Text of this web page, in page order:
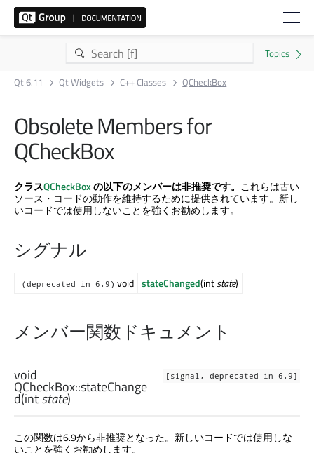
Qt 6.11 Qt Widgets C++ Classes QCheckBox
Obsolete Members for
QCheckBox
クラスQCheckBoxの以下のメンバーは非推奨です。 これらは古い
ソース・コードの動作を維持するために提供されています。新し
いコードでは使用しないことを強くお勧めします。
シグナル
(deprecated in 6.9) void stateChanged(intstate)
メンバー関数ドキュメント
[signal, deprecated in 6.9]
void
QCheckBox::stateChange
d(intstate)
この関数は6.9から非推奨となった。新しいコードでは使用しな
いことを強くお勧めします。